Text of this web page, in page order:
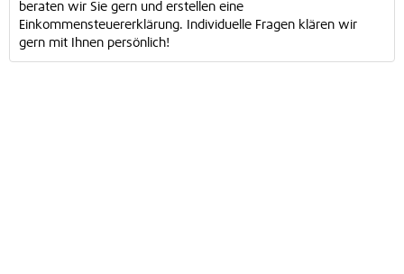
beraten wir Sie gern und erstellen eine
Einkommensteuererklärung. Individuelle Fragen klären wir
gern mit Ihnen persönlich!